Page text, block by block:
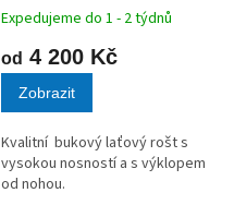
Expedujeme do 1 - 2 týdnů
od 4 200 Kč
Zobrazit
Kvalitní bukový laťový rošt s
vysokou nosností a s výklopem
od nohou.